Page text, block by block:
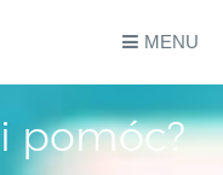
MENU
pomóc?